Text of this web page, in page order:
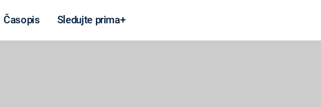
Časopis Sledujte prima+